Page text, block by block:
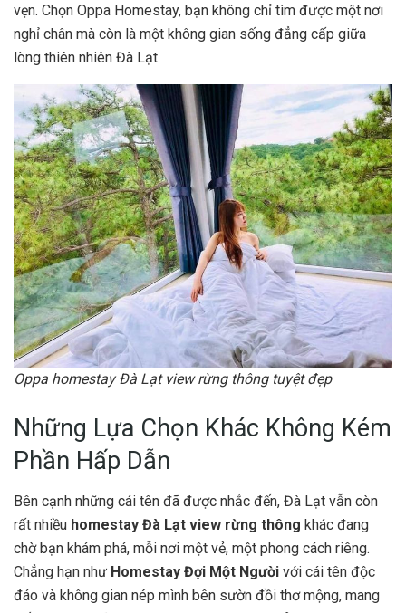
vẹn. Chọn Oppa Homestay, bạn không chỉ tìm được một nơi
nghỉ chân mà còn là một không gian sống đẳng cấp giữa
lòng thiên nhiên Đà Lạt.
Oppa homestay Đà Lạt view rừng thông tuyệt đẹp
Những Lựa Chọn Khác Không Kém
Phần Hấp Dẫn
Bên cạnh những cái tên đã được nhắc đến, Đà Lạt vẫn còn
rất nhiều homestay Đà Lạt view rừng thông khác đang
chờ bạn khám phá, mỗi nơi một vẻ, một phong cách riêng.
Chẳng hạn như Homestay Đợi Một Người với cái tên độc
đáo và không gian nép mình bên sườn đồi thơ mộng, mang